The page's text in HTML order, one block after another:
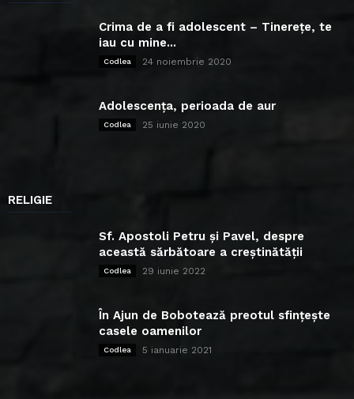
Crima de a fi adolescent – Tinerețe, te
iau cu mine...
Codlea 24 noiembrie 2020
Adolescența, perioada de aur
Codlea 25 iunie 2020
RELIGIE
Sf. Apostoli Petru și Pavel, despre
această sărbătoare a creștinătății
Codlea 29 iunie 2022
În Ajun de Bobotează preotul sfințește
casele oamenilor
Codlea 5 ianuarie 2021